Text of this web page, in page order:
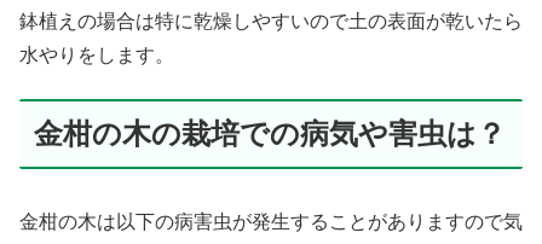
鉢植えの場合は特に乾燥しやすいので土の表面が乾いたら
水やりをします。
金柑の木の栽培での病気や害虫は？
金柑の木は以下の病害虫が発生することがありますので気